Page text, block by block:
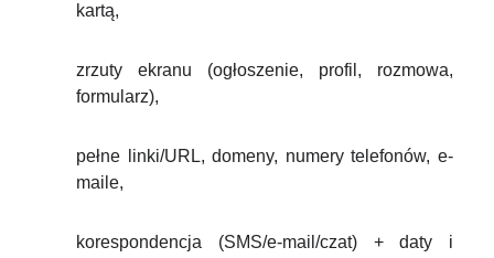
kartą,
zrzuty ekranu (ogłoszenie, profil, rozmowa,
formularz),
pełne linki/URL, domeny, numery telefonów, e-
maile,
korespondencja (SMS/e-mail/czat) + daty i